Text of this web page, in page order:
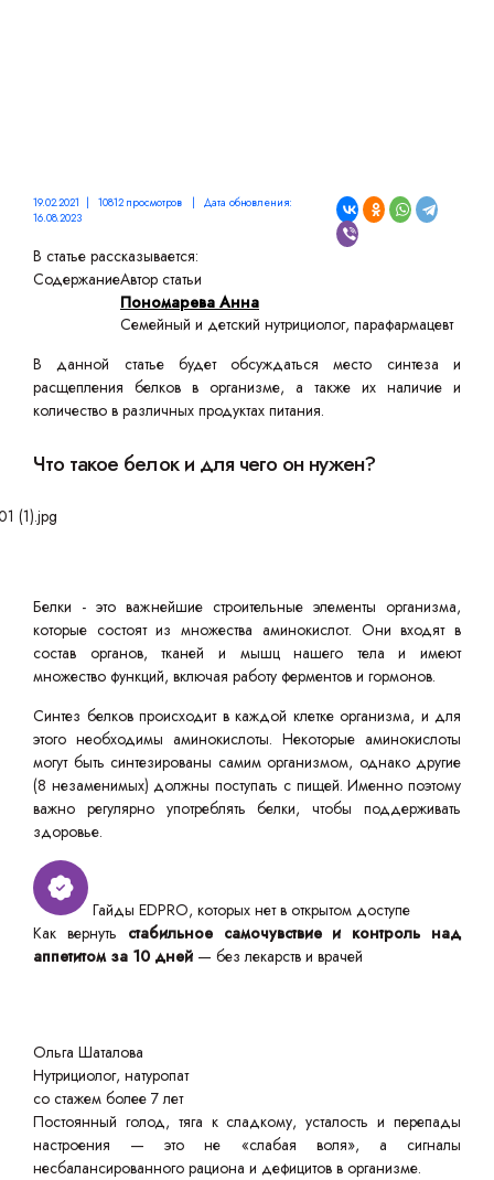
19.02.2021 | 10812 просмотров | Дата обновления:
16.08.2023
В статье рассказывается:
СодержаниеАвтор статьи
Пономарева Анна
Семейный и детский нутрициолог, парафармацевт
В данной статье будет обсуждаться место синтеза и
расщепления белков в организме, а также их наличие и
количество в различных продуктах питания.
Что такое белок и для чего он нужен?
Белки - это важнейшие строительные элементы организма,
которые состоят из множества аминокислот. Они входят в
состав органов, тканей и мышц нашего тела и имеют
множество функций, включая работу ферментов и гормонов.
Синтез белков происходит в каждой клетке организма, и для
этого необходимы аминокислоты. Некоторые аминокислоты
могут быть синтезированы самим организмом, однако другие
(8 незаменимых) должны поступать с пищей. Именно поэтому
важно регулярно употреблять белки, чтобы поддерживать
здоровье.
Гайды EDPRO, которых нет в открытом доступе
Как вернуть стабильное самочувствие и контроль над
аппетитом за 10 дней — без лекарств и врачей
Ольга Шаталова
Нутрициолог, натуропат
со стажем более 7 лет
Постоянный голод, тяга к сладкому, усталость и перепады
настроения — это не «слабая воля», а сигналы
несбалансированного рациона и дефицитов в организме.